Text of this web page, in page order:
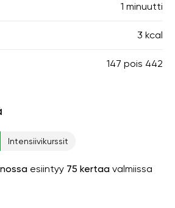
1 minuutti
3 kcal
147 pois 442
Intensiivikurssit
esiintyy 75 kertaa valmiissa